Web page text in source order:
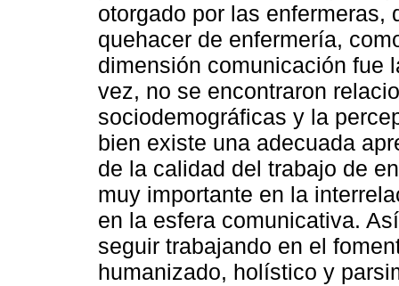
otorgado por las
quehacer de enfermería,
dimensión comunicación fue
vez, no se encontraron
sociodemográficas y la
bien existe una adecuada
de la calidad del trabajo de
muy importante en la
en la esfera comunicativa.
seguir trabajando en el
humanizado, holístico y